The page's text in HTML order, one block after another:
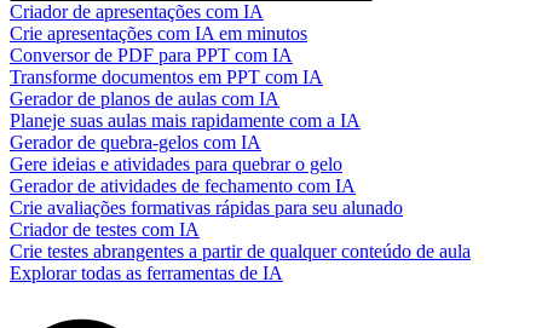
Criador de apresentações com IA
Crie apresentações com IA em minutos
Conversor de PDF para PPT com IA
Transforme documentos em PPT com IA
Gerador de planos de aulas com IA
Planeje suas aulas mais rapidamente com a IA
Gerador de quebra-gelos com IA
Gere ideias e atividades para quebrar o gelo
Gerador de atividades de fechamento com IA
Crie avaliações formativas rápidas para seu alunado
Criador de testes com IA
Crie testes abrangentes a partir de qualquer conteúdo de aula
Explorar todas as ferramentas de IA